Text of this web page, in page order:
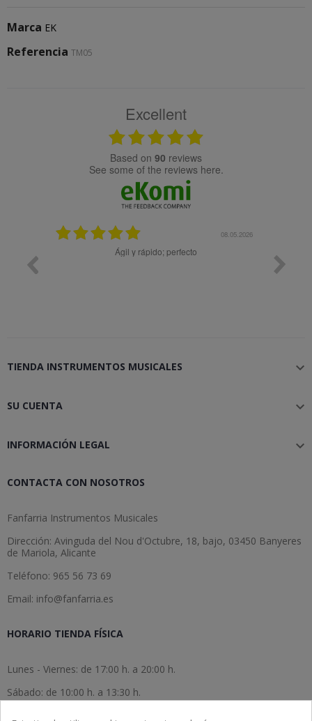
Marca EK
Referencia TM05
Excellent
based on 90 reviews
see some of the reviews here.
08.05.2026
TIENDA INSTRUMENTOS MUSICALES 
SU CUENTA 
INFORMACIÓN LEGAL 
CONTACTA CON NOSOTROS
Fanfarria Instrumentos Musicales
Dirección: Avinguda del Nou d'Octubre, 18, bajo, 03450 Banyeres
de Mariola, Alicante
Teléfono: 965 56 73 69
Email: info@fanfarria.es
HORARIO TIENDA FÍSICA
Lunes - Viernes: de 17:00 h. a 20:00 h.
Sábado: de 10:00 h. a 13:30 h.